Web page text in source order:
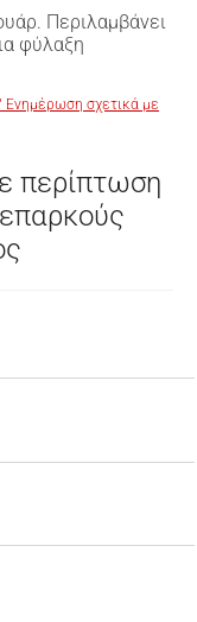
Περιλαμβάνει
φύλαξη
Ενημέρωση σχετικά με
περίπτωση